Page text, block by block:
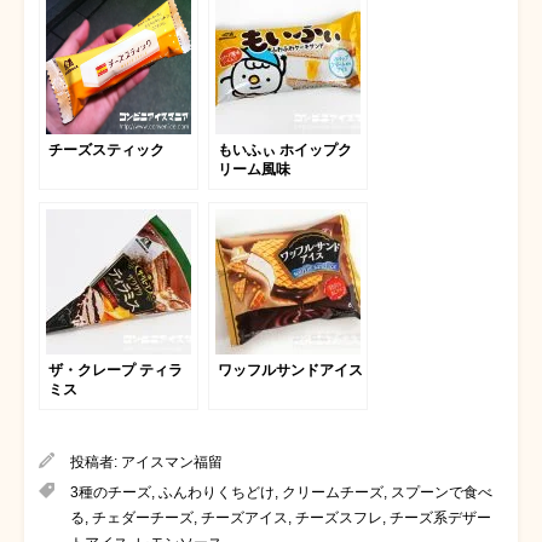
チーズスティック
もいふぃ ホイップク
リーム風味
ザ・クレープ ティラ
ミス
ワッフルサンドアイス
投稿者: アイスマン福留
3種のチーズ, ふんわりくちどけ, クリームチーズ, スプーンで食べ
る, チェダーチーズ, チーズアイス, チーズスフレ, チーズ系デザー